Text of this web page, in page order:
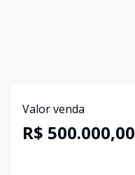
Valor venda
R$ 500.000,00